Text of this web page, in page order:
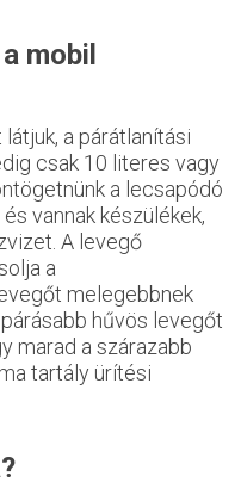
mobil
a párátlanítási
csak 10 literes vagy
a lecsapódó
vannak készülékek,
A levegő
a
melegebbnek
hűvös levegőt
marad a szárazabb
tartály ürítési